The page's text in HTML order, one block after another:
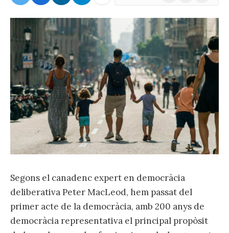
Segons el canadenc expert en democràcia
deliberativa Peter MacLeod, hem passat del
primer acte de la democràcia, amb 200 anys de
democràcia representativa el principal propòsit